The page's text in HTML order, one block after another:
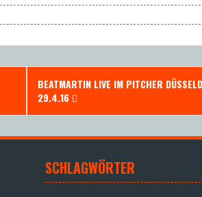
BEATMARTIN LIVE IM PITCHER
29.4.16
SCHLAGWÖRTER